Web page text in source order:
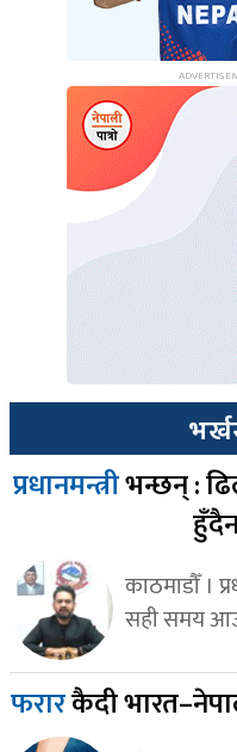
प्रधानमन्त्रीभन्छन् :
काठमाडौँ ।
सही समय
फरारकैदी